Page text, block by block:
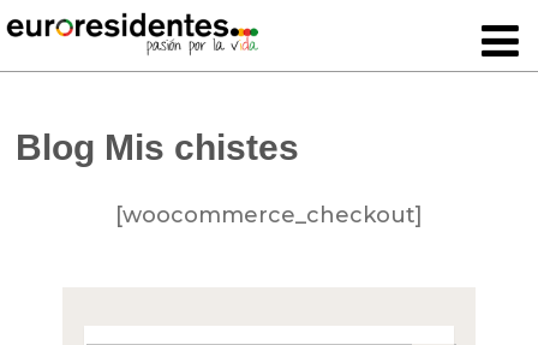
Blog Mis chistes
[woocommerce_checkout]